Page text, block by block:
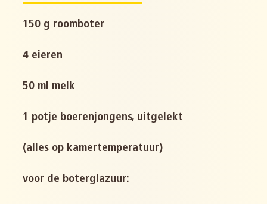
150 g roomboter
4 eieren
50 ml melk
1 potje boerenjongens, uitgelekt
(alles op kamertemperatuur)
voor de boterglazuur: